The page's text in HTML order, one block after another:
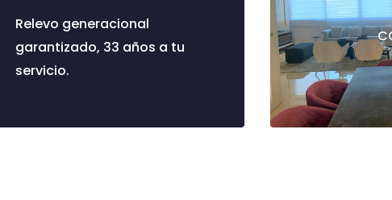
Relevo generacional
garantizado, 33 años a tu
servicio.